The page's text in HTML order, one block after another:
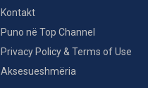
Kontakt
Puno në Top Channel
Privacy Policy & Terms of Use
Aksesueshmëria